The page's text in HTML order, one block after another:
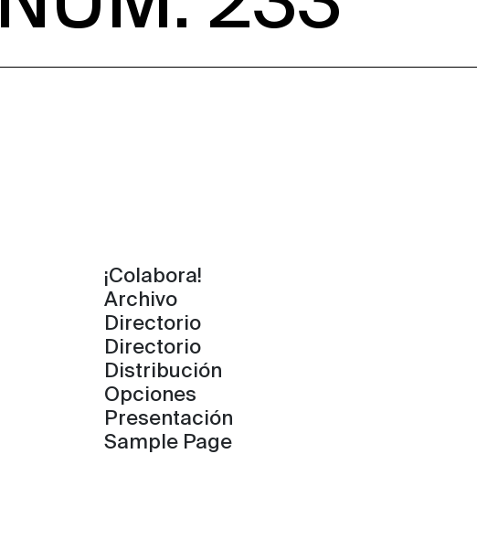
¡Colabora!
Archivo
Directorio
Directorio
Distribución
Opciones
Presentación
Sample Page